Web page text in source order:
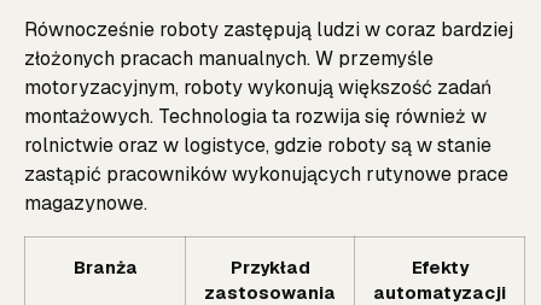
Równocześnie roboty zastępują ludzi w coraz bardziej
złożonych pracach manualnych. W przemyśle
motoryzacyjnym, roboty wykonują większość zadań
montażowych. Technologia ta rozwija się również w
rolnictwie oraz w logistyce, gdzie roboty są w stanie
zastąpić pracowników wykonujących rutynowe prace
magazynowe.
Branża
Przykład
zastosowania
Efekty
automatyzacji